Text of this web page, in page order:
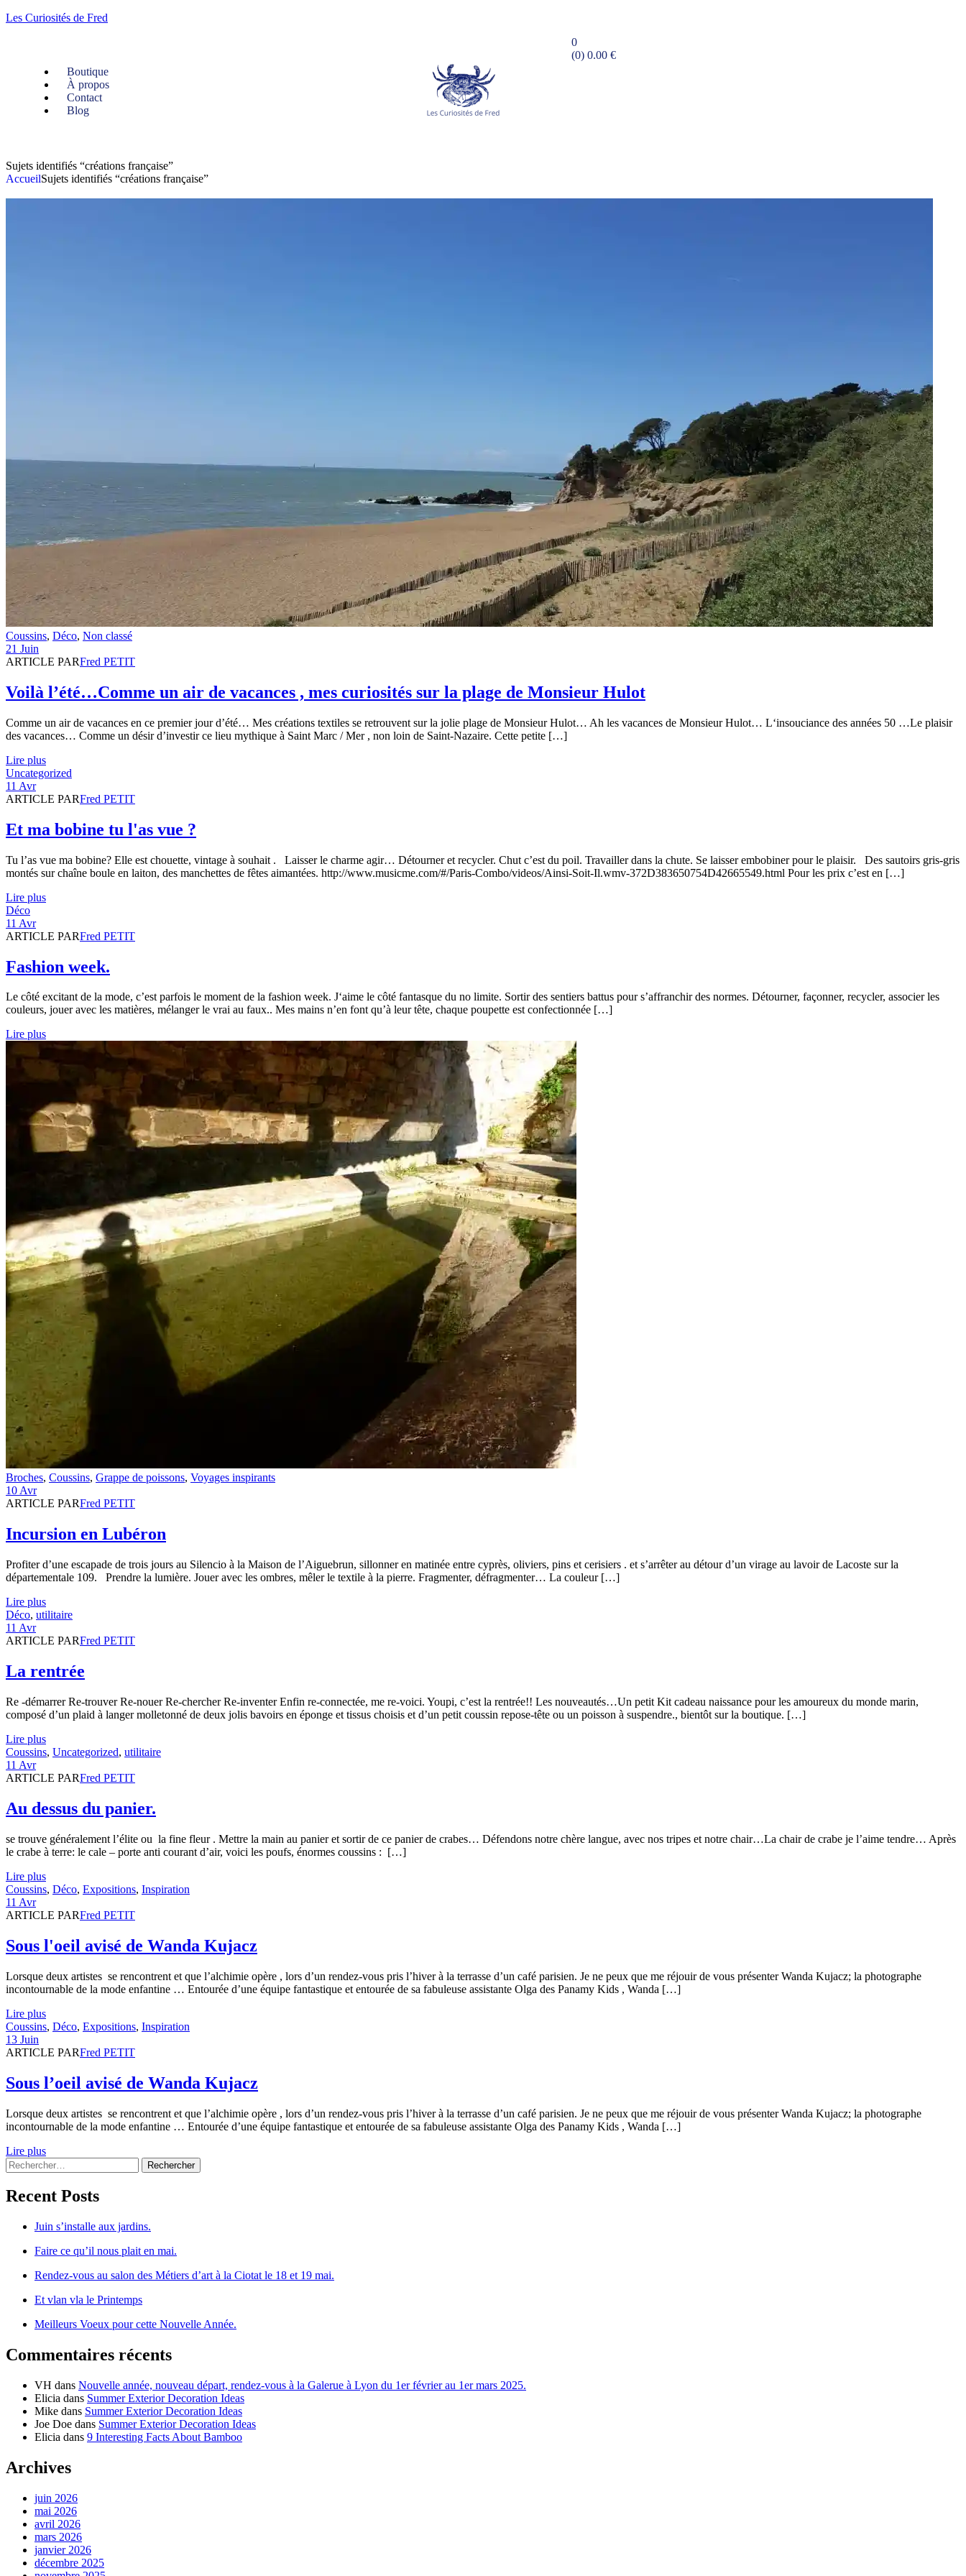
Les Curiosités de Fred
Boutique
À propos
Contact
Blog
0
(0) 0.00 €
Sujets identifiés “créations française”
AccueilSujets identifiés “créations française”
Coussins, Déco, Non classé
21 Juin
ARTICLE PARFred PETIT
Voilà l’été…Comme un air de vacances , mes curiosités sur la plage de Monsieur Hulot
Comme un air de vacances en ce premier jour d’été… Mes créations textiles se retrouvent sur la jolie plage de Monsieur Hulot… Ah les vacances de Monsieur Hulot… L‘insouciance des années 50 …Le plaisir
des vacances… Comme un désir d’investir ce lieu mythique à Saint Marc / Mer , non loin de Saint-Nazaire. Cette petite […]
Lire plus
Uncategorized
11 Avr
ARTICLE PARFred PETIT
Et ma bobine tu l'as vue ?
Tu l’as vue ma bobine? Elle est chouette, vintage à souhait . Laisser le charme agir… Détourner et recycler. Chut c’est du poil. Travailler dans la chute. Se laisser embobiner pour le plaisir. Des sautoirs gris-gris
montés sur chaîne boule en laiton, des manchettes de fêtes aimantées. http://www.musicme.com/#/Paris-Combo/videos/Ainsi-Soit-Il.wmv-372D383650754D42665549.html Pour les prix c’est en […]
Lire plus
Déco
11 Avr
ARTICLE PARFred PETIT
Fashion week.
Le côté excitant de la mode, c’est parfois le moment de la fashion week. J‘aime le côté fantasque du no limite. Sortir des sentiers battus pour s’affranchir des normes. Détourner, façonner, recycler, associer les
couleurs, jouer avec les matières, mélanger le vrai au faux.. Mes mains n’en font qu’à leur tête, chaque poupette est confectionnée […]
Lire plus
Broches, Coussins, Grappe de poissons, Voyages inspirants
10 Avr
ARTICLE PARFred PETIT
Incursion en Lubéron
Profiter d’une escapade de trois jours au Silencio à la Maison de l’Aiguebrun, sillonner en matinée entre cyprès, oliviers, pins et cerisiers . et s’arrêter au détour d’un virage au lavoir de Lacoste sur la
départementale 109. Prendre la lumière. Jouer avec les ombres, mêler le textile à la pierre. Fragmenter, défragmenter… La couleur […]
Lire plus
Déco, utilitaire
11 Avr
ARTICLE PARFred PETIT
La rentrée
Re -démarrer Re-trouver Re-nouer Re-chercher Re-inventer Enfin re-connectée, me re-voici. Youpi, c’est la rentrée!! Les nouveautés…Un petit Kit cadeau naissance pour les amoureux du monde marin,
composé d’un plaid à langer molletonné de deux jolis bavoirs en éponge et tissus choisis et d’un petit coussin repose-tête ou un poisson à suspendre., bientôt sur la boutique. […]
Lire plus
Coussins, Uncategorized, utilitaire
11 Avr
ARTICLE PARFred PETIT
Au dessus du panier.
se trouve généralement l’élite ou la fine fleur . Mettre la main au panier et sortir de ce panier de crabes… Défendons notre chère langue, avec nos tripes et notre chair…La chair de crabe je l’aime tendre… Après
le crabe à terre: le cale – porte anti courant d’air, voici les poufs, énormes coussins : […]
Lire plus
Coussins, Déco, Expositions, Inspiration
11 Avr
ARTICLE PARFred PETIT
Sous l'oeil avisé de Wanda Kujacz
Lorsque deux artistes se rencontrent et que l’alchimie opère , lors d’un rendez-vous pris l’hiver à la terrasse d’un café parisien. Je ne peux que me réjouir de vous présenter Wanda Kujacz; la photographe
incontournable de la mode enfantine … Entourée d’une équipe fantastique et entourée de sa fabuleuse assistante Olga des Panamy Kids , Wanda […]
Lire plus
Coussins, Déco, Expositions, Inspiration
13 Juin
ARTICLE PARFred PETIT
Sous l’oeil avisé de Wanda Kujacz
Lorsque deux artistes se rencontrent et que l’alchimie opère , lors d’un rendez-vous pris l’hiver à la terrasse d’un café parisien. Je ne peux que me réjouir de vous présenter Wanda Kujacz; la photographe
incontournable de la mode enfantine … Entourée d’une équipe fantastique et entourée de sa fabuleuse assistante Olga des Panamy Kids , Wanda […]
Lire plus
Recent Posts
Juin s’installe aux jardins.
Faire ce qu’il nous plait en mai.
Rendez-vous au salon des Métiers d’art à la Ciotat le 18 et 19 mai.
Et vlan vla le Printemps
Meilleurs Voeux pour cette Nouvelle Année.
Commentaires récents
VH dans Nouvelle année, nouveau départ, rendez-vous à la Galerue à Lyon du 1er février au 1er mars 2025.
Elicia dans Summer Exterior Decoration Ideas
Mike dans Summer Exterior Decoration Ideas
Joe Doe dans Summer Exterior Decoration Ideas
Elicia dans 9 Interesting Facts About Bamboo
Archives
juin 2026
mai 2026
avril 2026
mars 2026
janvier 2026
décembre 2025